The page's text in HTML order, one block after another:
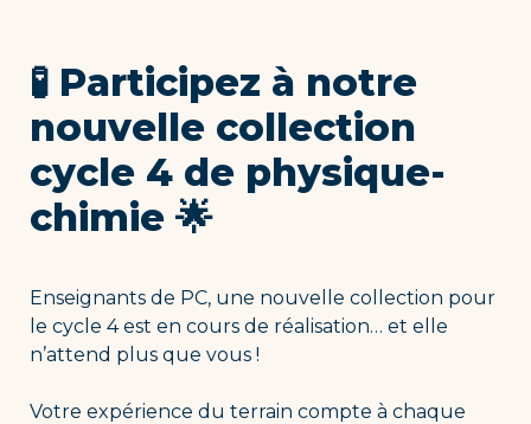
🧪 Participez à notre
nouvelle collection
cycle 4 de physique-
chimie 🌟
Enseignants de PC, une nouvelle collection pour
le cycle 4 est en cours de réalisation… et elle
n’attend plus que vous !
Votre expérience du terrain compte à chaque